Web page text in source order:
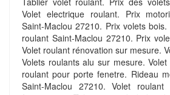
Volet electrique roulant. Prix
Saint-Maclou 27210. Prix volets
roulant Saint-Maclou 27210. Prix
Volet roulant rénovation sur mesure.
Volets roulants alu sur mesure.
roulant pour porte fenetre. Rideau
Saint-Maclou 27210. Volet